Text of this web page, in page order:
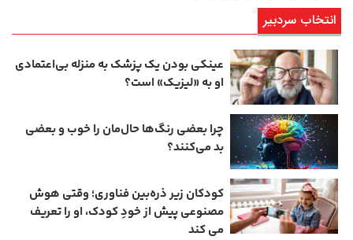
انتخاب سردبیر
عینکی‌ بودن یک پزشک به منزله بی‌اعتمادی
او به «لیزیک» است؟
چرا بعضی رنگ‌ها حال‌مان را خوب و بعضی
بد می‌کنند؟
کودکان زیر ذره‌بین فناوری؛ وقتی هوش
مصنوعی پیش از خودِ کودک، او را تعریف
می ‌کند